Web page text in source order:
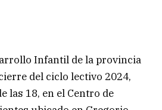
Infantil de la provincia
del ciclo lectivo 2024,
las 18, en el Centro de